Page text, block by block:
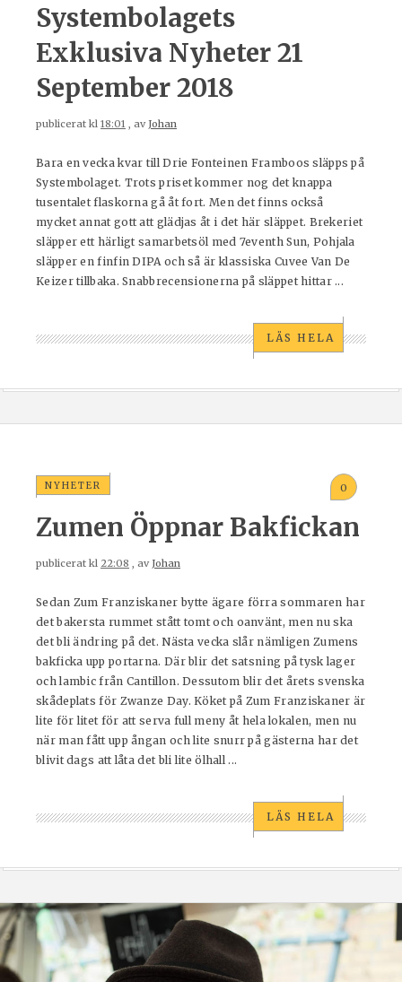
Systembolagets
Exklusiva Nyheter 21
September 2018
publicerat kl 18:01 , avJohan
Bara en vecka kvar till Drie Fonteinen Framboos släpps på
Systembolaget. Trots priset kommer nog det knappa
tusentalet flaskorna gå åt fort. Men det finns också
mycket annat gott att glädjas åt i det här släppet. Brekeriet
släpper ett härligt samarbetsöl med 7eventh Sun, Pohjala
släpper en finfin DIPA och så är klassiska Cuvee Van De
Keizer tillbaka. Snabbrecensionerna på släppet hittar ...
LÄS HELA
NYHETER 0
Zumen Öppnar Bakfickan
publicerat kl 22:08 , avJohan
Sedan Zum Franziskaner bytte ägare förra sommaren har
det bakersta rummet stått tomt och oanvänt, men nu ska
det bli ändring på det. Nästa vecka slår nämligen Zumens
bakficka upp portarna. Där blir det satsning på tysk lager
och lambic från Cantillon. Dessutom blir det årets svenska
skådeplats för Zwanze Day. Köket på Zum Franziskaner är
lite för litet för att serva full meny åt hela lokalen, men nu
när man fått upp ångan och lite snurr på gästerna har det
blivit dags att låta det bli lite ölhall ...
LÄS HELA